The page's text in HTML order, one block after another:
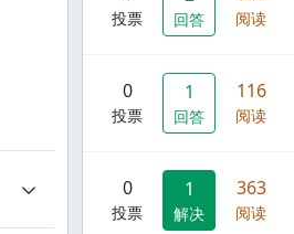
投票 回答 阅读
0
投票
1
回答
116
阅读
0
投票
1
解决
363
阅读